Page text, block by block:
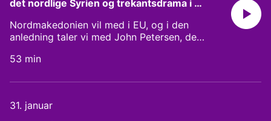
vender sig væk fra de etablerede partier
med Benjamin Huss og Frederik Werner
Kronborg. Og så runder vi af med en
kuriøs historie fra Malawi, der involverer
valgsnyd og retteblæk. Vært: Christian
Producer: Rune Mathiesen
det nordlige Syrien og trekantsdrama i
Nordmakedonien vil med i EU, og i den
anledning taler vi med John Petersen, der
mellem Tyrkiet og Syrien i Idlib, hvor en
kigger over atlanten, hvor Donald Trump
spreder sig stadig, og så udspiller der sig
53 min
31. januar